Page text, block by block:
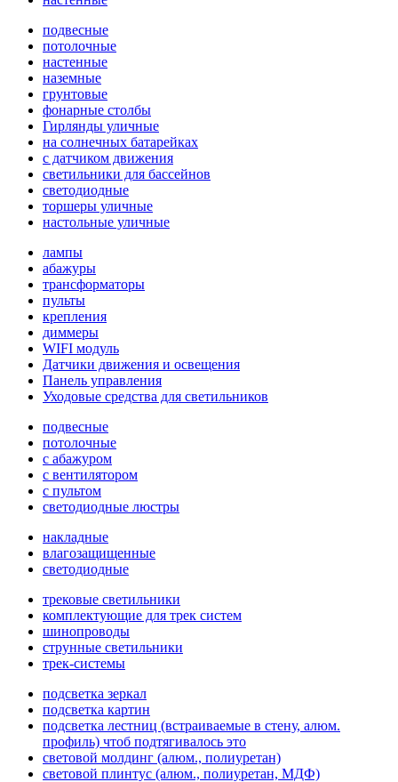
подвесные
потолочные
настенные
наземные
грунтовые
фонарные столбы
Гирлянды уличные
на солнечных батарейках
с датчиком движения
светильники для бассейнов
светодиодные
торшеры уличные
настольные уличные
лампы
абажуры
трансформаторы
пульты
крепления
диммеры
WIFI модуль
Датчики движения и освещения
Панель управления
Уходовые средства для светильников
подвесные
потолочные
с абажуром
с вентилятором
с пультом
светодиодные люстры
накладные
влагозащищенные
светодиодные
трековые светильники
комплектующие для трек систем
шинопроводы
струнные светильники
трек-системы
подсветка зеркал
подсветка картин
подсветка лестниц (встраиваемые в стену, алюм.
профиль) чтоб подтягивалось это
световой молдинг (алюм., полиуретан)
световой плинтус (алюм., полиуретан, МДФ)